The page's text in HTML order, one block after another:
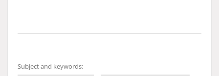
Subject and keywords: